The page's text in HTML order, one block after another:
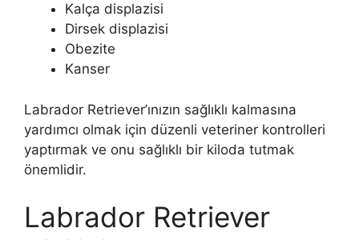
Kalça displazisi
Dirsek displazisi
Obezite
Kanser
Labrador Retriever’ınızın sağlıklı kalmasına
yardımcı olmak için düzenli veteriner kontrolleri
yaptırmak ve onu sağlıklı bir kiloda tutmak
önemlidir.
Labrador Retriever